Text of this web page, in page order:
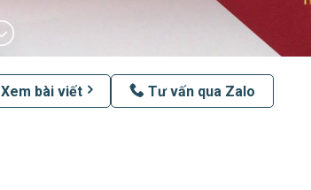
Xem bài viết Tư vấn qua Zalo